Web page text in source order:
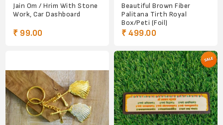
Jain Om / Hrim With Stone
Work, Car Dashboard
₹ 99.00
Beautiful Brown Fiber
Palitana Tirth Royal
Box/Peti (Foil)
₹ 499.00